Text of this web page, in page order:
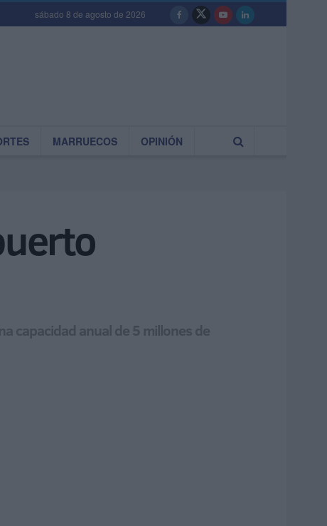
sábado 8 de agosto de 2026
MARRUECOS OPINIÓN
capacidad anual de 5 millones de